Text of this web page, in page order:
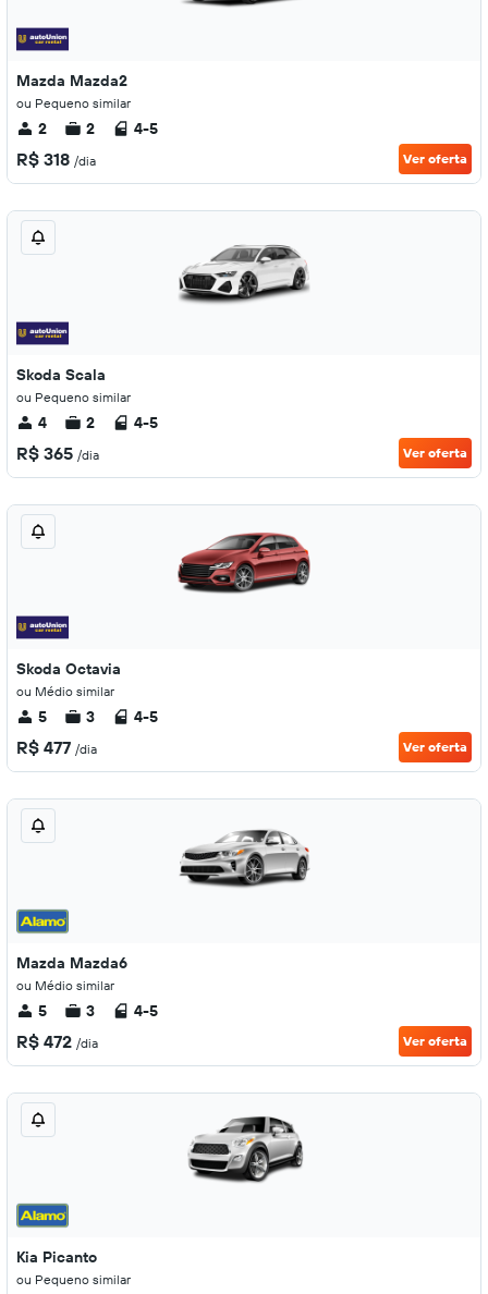
Mazda Mazda2
ou Pequeno similar
2 2 4-5
R$ 318 /dia Ver oferta
Skoda Scala
ou Pequeno similar
4 2 4-5
R$ 365 /dia Ver oferta
Skoda Octavia
ou Médio similar
5 3 4-5
R$ 477 /dia Ver oferta
Mazda Mazda6
ou Médio similar
5 3 4-5
R$ 472 /dia Ver oferta
Kia Picanto
ou Pequeno similar